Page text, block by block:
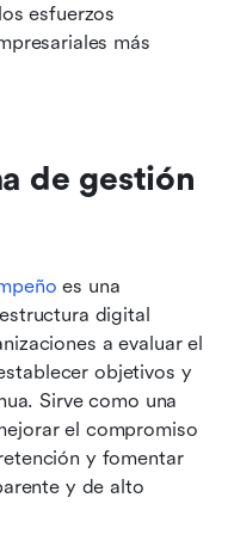
esfuerzos
más
de gestión
es una
digital
a evaluar el
objetivos y
Sirve como una
el compromiso
y fomentar
y de alto